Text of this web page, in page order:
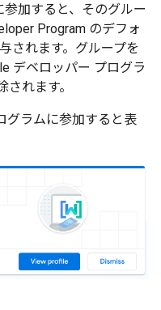
加すると、そのグルー
Program のデフォ
されます。グループを
デベロッパー プログラ
れます。
グラムに参加すると表